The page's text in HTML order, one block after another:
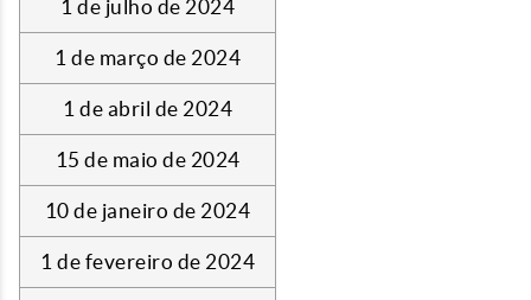
1 de julho de 2024
1 de março de 2024
1 de abril de 2024
15 de maio de 2024
10 de janeiro de 2024
1 de fevereiro de 2024